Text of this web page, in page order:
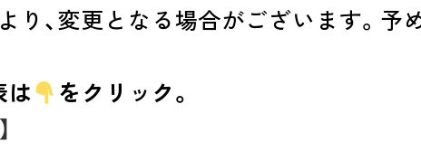
り、変更となる場合がございます。予
は
をクリック。
】